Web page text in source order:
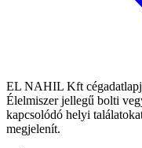
EL NAHIL Kft
Élelmiszer jellegű bolti
kapcsolódó helyi
megjelenít.